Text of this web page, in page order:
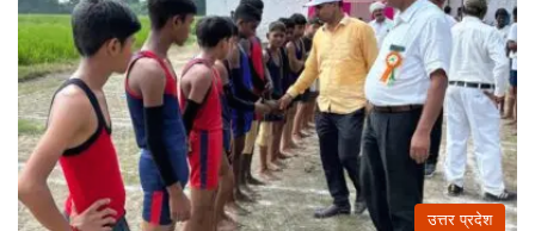
उत्तर प्रदेश